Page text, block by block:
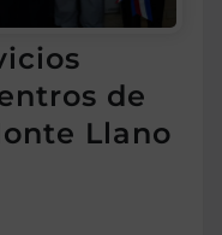
de
Llano